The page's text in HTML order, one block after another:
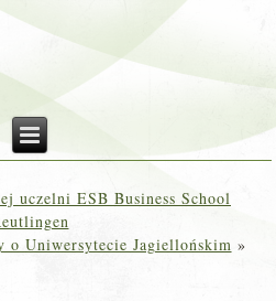
uczelni ESB Business School
o Uniwersytecie Jagiellońskim »